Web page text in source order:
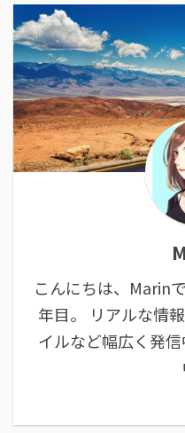
こんにちは、Marin
年目。 リアルな情
イルなど幅広く発